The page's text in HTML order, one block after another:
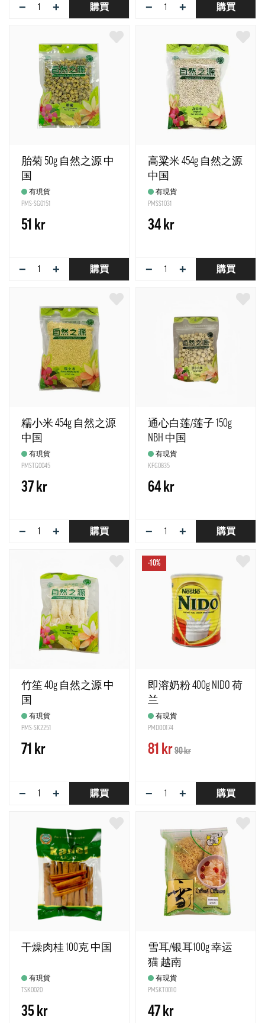
− + 購買 − + 購買
胎菊 50g 自然之源 中
国
有現貨
PMS-SG0151
51 kr
− + 購買
高粱米 454g 自然之源
中国
有現貨
PMSS1031
34 kr
− + 購買
糯小米 454g 自然之源
中国
有現貨
PMSTG0045
37 kr
− + 購買
通心白莲/莲子 150g
NBH 中国
有現貨
KFG0835
64 kr
− + 購買
竹笙 40g 自然之源 中
国
有現貨
PMS-SK2251
71 kr
− + 購買
-10%
即溶奶粉 400g NIDO 荷
兰
有現貨
PMDO0174
81 kr90 kr
− + 購買
干燥肉桂 100克 中国
有現貨
TSK0020
35 kr
雪耳/银耳100g 幸运
猫 越南
有現貨
PMSKT0010
47 kr